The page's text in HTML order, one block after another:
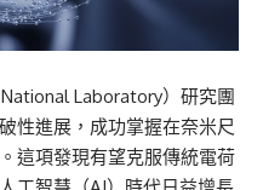
Laboratory）研究團
性進展，成功掌握在奈米尺
這項發現有望克服傳統電荷